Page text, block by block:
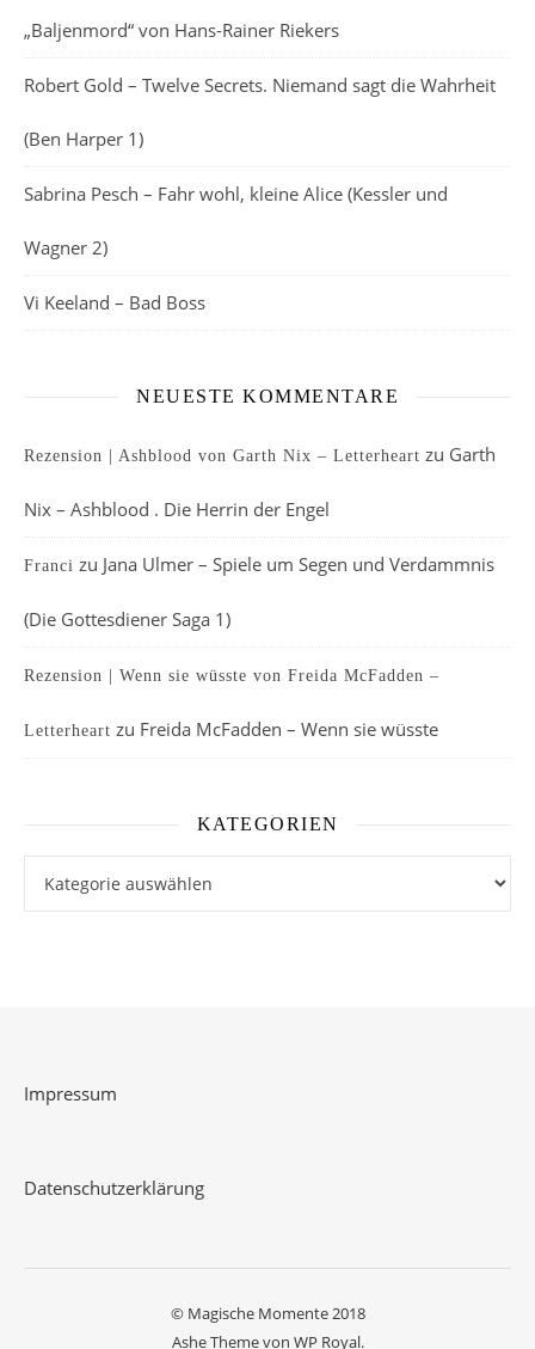
„Baljenmord“ von Hans-Rainer Riekers
Robert Gold – Twelve Secrets. Niemand sagt die Wahrheit
(Ben Harper 1)
Sabrina Pesch – Fahr wohl, kleine Alice (Kessler und
Wagner 2)
Vi Keeland – Bad Boss
NEUESTE KOMMENTARE
Rezension | Ashblood von Garth Nix – Letterheart zu Garth
Nix – Ashblood . Die Herrin der Engel
Franci zu Jana Ulmer – Spiele um Segen und Verdammnis
(Die Gottesdiener Saga 1)
Rezension | Wenn sie wüsste von Freida McFadden –
Letterheart zu Freida McFadden – Wenn sie wüsste
KATEGORIEN
Impressum
Datenschutzerklärung
© Magische Momente 2018
Ashe Theme von WP Royal.